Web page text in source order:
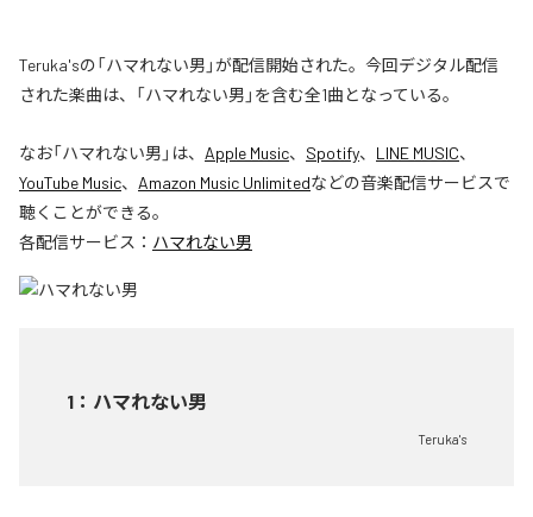
Teruka'sの「ハマれない男」が配信開始された。今回デジタル配信
された楽曲は、「ハマれない男」を含む全1曲となっている。
なお「ハマれない男 」は、 Apple Music、 Spotify、 LINE MUSIC、
YouTube Music、 Amazon Music Unlimitedなどの音楽配信サービスで
聴くことができる。
各配信サービス： ハマれない男
1 ： ハマれない男
Teruka's